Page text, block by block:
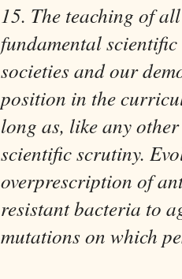
15. The teaching of
fundamental
societies and our
position in the
long as, like any
scientific scrutiny.
overprescription of
resistant bacteria to
mutations on which